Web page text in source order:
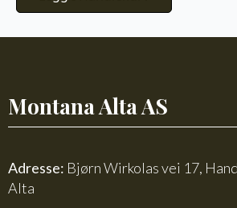
Montana Alta AS
Adresse: Bjørn Wirkolas vei 17,
Alta